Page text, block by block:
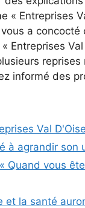
« Entreprises
a concocté
Entreprises Val
reprises
informé des
Val
à agrandir son
Quand vous
et la santé